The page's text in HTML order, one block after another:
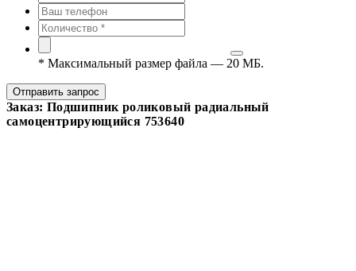
* Максимальный размер файла — 20 МБ.
Отправить запрос
Заказ: Подшипник роликовый радиальный
самоцентрирующийся 753640